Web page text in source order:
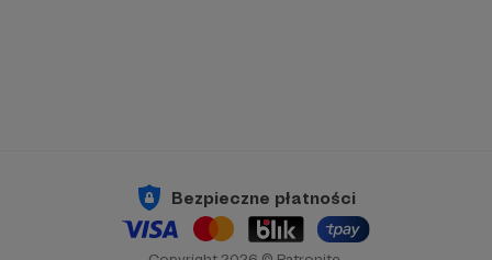
Bezpieczne płatności